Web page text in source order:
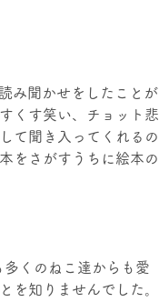
み聞かせをしたことが
くす笑い、チョット悲
て聞き入ってくれるの
をさがすうちに絵本の
くのねこ達からも愛
を知りませんでした。